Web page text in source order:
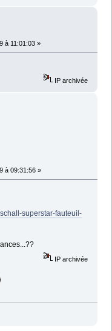
à 11:01:03 »
IP archivée
à 09:31:56 »
superstar-fauteuil-
IP archivée